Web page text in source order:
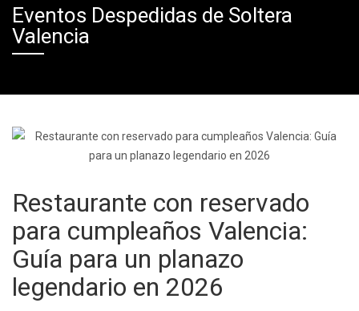
Eventos Despedidas de Soltera
Valencia
Restaurante con reservado
para cumpleaños Valencia:
Guía para un planazo
legendario en 2026